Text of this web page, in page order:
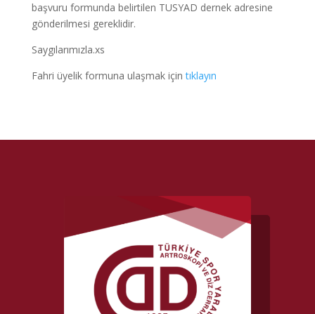
başvuru formunda belirtilen TUSYAD dernek adresine
gönderilmesi gereklidir.
Saygılarımızla.xs
Fahri üyelik formuna ulaşmak içintıklayın